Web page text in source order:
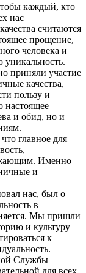
каждый, кто
нас
считаются
прощение,
человека и
уникальность.
приняли участие
качества,
пользу и
настоящее
и обид, но и
главное для
Именно
и
нас, был о
в
Мы пришли
и культуру
к
Службы
для всех